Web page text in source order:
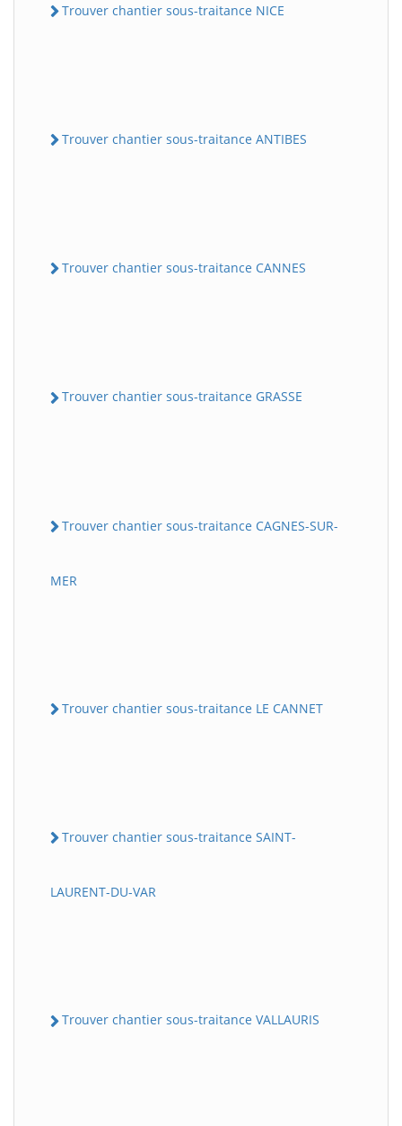
Trouver chantier sous-traitance NICE
Trouver chantier sous-traitance ANTIBES
Trouver chantier sous-traitance CANNES
Trouver chantier sous-traitance GRASSE
Trouver chantier sous-traitance CAGNES-SUR-
MER
Trouver chantier sous-traitance LE CANNET
Trouver chantier sous-traitance SAINT-
LAURENT-DU-VAR
Trouver chantier sous-traitance VALLAURIS